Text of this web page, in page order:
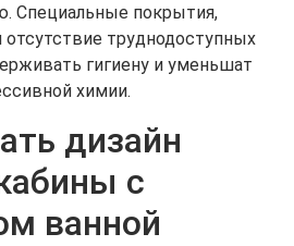
Специальные покрытия,
отсутствие труднодоступных
гигиену и уменьшат
химии.
дизайн
с
ванной